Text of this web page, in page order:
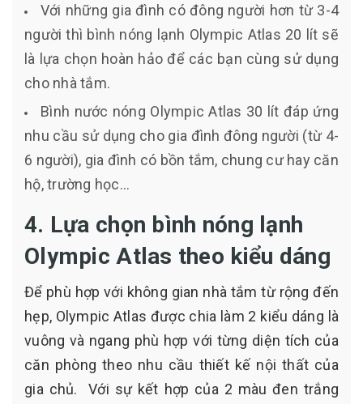
Với những gia đình có đông người hơn từ 3-4
người thì bình nóng lạnh Olympic Atlas 20 lít sẽ
là lựa chọn hoàn hảo để các bạn cùng sử dụng
cho nhà tắm.
Bình nước nóng Olympic Atlas 30 lít đáp ứng
nhu cầu sử dụng cho gia đình đông người (từ 4-
6 người), gia đình có bồn tắm, chung cư hay căn
hộ, trường học…
4. Lựa chọn bình nóng lạnh
Olympic Atlas theo kiểu dáng
Để phù hợp với không gian nhà tắm từ rộng đến
hẹp, Olympic Atlas được chia làm 2 kiểu dáng là
vuông và ngang phù hợp với từng diện tích của
căn phòng theo nhu cầu thiết kế nội thất của
gia chủ. Với sự kết hợp của 2 màu đen trắng